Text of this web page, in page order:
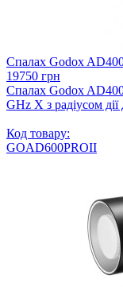
Спалах Godox
19750 грн
Спалах Godox
GHz Х з радіусом
Код товару:
GOAD600PROII